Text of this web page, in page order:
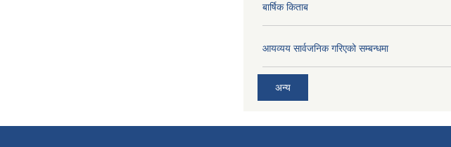
बार्षिक किताब
आयव्यय सार्वजनिक गरिएको सम्बन्धमा
अन्य